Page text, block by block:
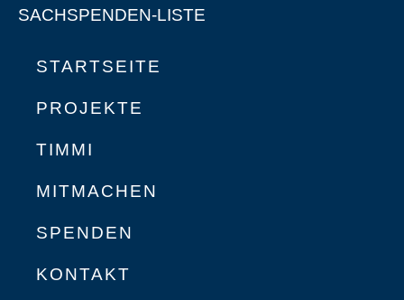
SACHSPENDEN-LISTE
STARTSEITE
PROJEKTE
TIMMI
MITMACHEN
SPENDEN
KONTAKT